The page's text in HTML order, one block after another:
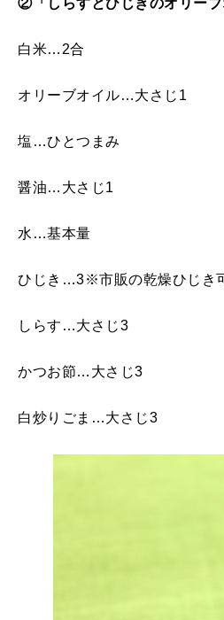
白米…2合
オリーブオイル…大さじ1
塩…ひとつまみ
醤油…大さじ1
水…基本量
ひじき…3※市販の乾燥ひじき
しらす…大さじ3
かつお節…大さじ3
白炒りごま…大さじ3